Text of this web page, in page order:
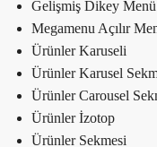
Gelişmiş Dikey Menü
Megamenu Açılır
Ürünler Karuseli
Ürünler Karusel
Ürünler Carousel
Ürünler İzotop
Ürünler Sekmesi